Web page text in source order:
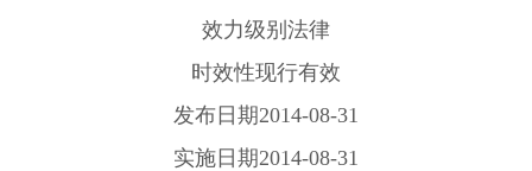
效力级别法律
时效性现行有效
发布日期2014-08-31
实施日期2014-08-31